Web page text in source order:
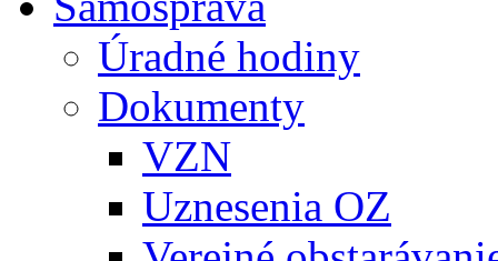
Úradné hodiny
Dokumenty
VZN
Uznesenia OZ